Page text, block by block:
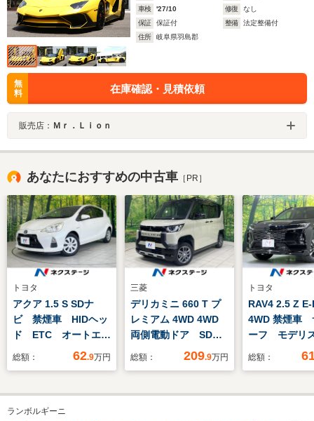
車検
'27/10 修復
なし
保証
保証付 整備
法定整備付
住所
岐阜県羽島郡
無
料
在庫確認・見積依頼
販売店： Ｍｒ．Ｌｉｏｎ
あなたにおすすめの中古車 ［PR］
トヨタ
アクア 1.5 S SDナ
ビ 禁煙車 HIDヘッ
ド ETC オートエア
コン CD DVD再
総額： 62.9万円
三菱
デリカミニ 660 T プ
レミアム 4WD 4WD
両側電動ドア SDナ
ビ 全周囲カメラ 衝
ーフレザーシート ド
総額： 209.9万円
トヨタ
RAV4 2.5 Z
4WD 禁煙車
ーフ モデリ
ロ 純正12型
ゲート 衝突
総額：
ランボルギーニ